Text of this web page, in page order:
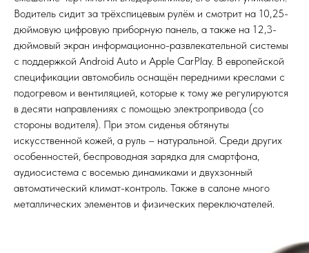
Водитель сидит за трёхспицевым рулём и смотрит на 10,25-
дюймовую цифровую приборную панель, а также на 12,3-
дюймовый экран информационно-развлекательной системы
с поддержкой Android Auto и Apple CarPlay. В европейской
спецификации автомобиль оснащён передними креслами с
подогревом и вентиляцией, которые к тому же регулируются
в десяти направлениях с помощью электропривода (со
стороны водителя). При этом сиденья обтянуты
искусственной кожей, а руль – натуральной. Среди других
особенностей, беспроводная зарядка для смартфона,
аудиосистема с восемью динамиками и двухзонный
автоматический климат-контроль. Также в салоне много
металлических элементов и физических переключателей.